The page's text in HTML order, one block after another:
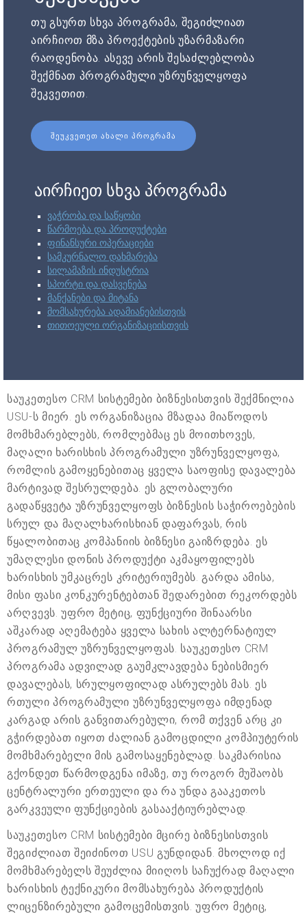
თუ გსურთ სხვა პროგრამა, შეგიძლიათ
აირჩიოთ მზა პროექტების უზარმაზარი
რაოდენობა. ასევე არის შესაძლებლობა
შექმნათ პროგრამული უზრუნველყოფა
შეკვეთით.
ᲨᲔᲣᲙᲕᲔᲗᲔᲗ ᲐᲮᲐᲚᲘ ᲞᲠᲝᲒᲠᲐᲛᲐ
აირჩიეთ სხვა პროგრამა
ვაჭრობა და საწყობი
წარმოება და პროდუქტები
ფინანსური ოპერაციები
სამკურნალო დახმარება
სილამაზის ინდუსტრია
სპორტი და დასვენება
მანქანები და მიტანა
მომსახურება ადამიანებისთვის
თითოეული ორგანიზაციისთვის
საუკეთესო CRM სისტემები ბიზნესისთვის შექმნილია
USU-ს მიერ. ეს ორგანიზაცია მზადაა მიაწოდოს
მომხმარებლებს, რომლებმაც ეს მოითხოვეს,
მაღალი ხარისხის პროგრამული უზრუნველყოფა,
რომლის გამოყენებითაც ყველა საოფისე დავალება
მარტივად შესრულდება. ეს გლობალური
გადაწყვეტა უზრუნველყოფს ბიზნესის საჭიროებების
სრულ და მაღალხარისხიან დაფარვას, რის
წყალობითაც კომპანიის ბიზნესი გაიზრდება. ეს
უმაღლესი დონის პროდუქტი აკმაყოფილებს
ხარისხის უმკაცრეს კრიტერიუმებს. გარდა ამისა,
მისი ფასი კონკურენტებთან შედარებით რეკორდებს
არღვევს. უფრო მეტიც, ფუნქციური შინაარსი
აშკარად აღემატება ყველა სახის ალტერნატიულ
პროგრამულ უზრუნველყოფას. საუკეთესო CRM
პროგრამა ადვილად გაუმკლავდება ნებისმიერ
დავალებას, სრულყოფილად ასრულებს მას. ეს
რთული პროგრამული უზრუნველყოფა იმდენად
კარგად არის განვითარებული, რომ თქვენ არც კი
გჭირდებათ იყოთ ძალიან გამოცდილი კომპიუტერის
მომხმარებელი მის გამოსაყენებლად. საკმარისია
გქონდეთ წარმოდგენა იმაზე, თუ როგორ მუშაობს
ცენტრალური ერთეული და რა უნდა გააკეთოს
გარკვეული ფუნქციების გასააქტიურებლად.
საუკეთესო CRM სისტემები მცირე ბიზნესისთვის
შეგიძლიათ შეიძინოთ USU გუნდიდან. მხოლოდ იქ
მომხმარებელს შეუძლია მიიღოს საჩუქრად მაღალი
ხარისხის ტექნიკური მომსახურება პროდუქტის
ლიცენზირებული გამოცემისთვის. უფრო მეტიც,